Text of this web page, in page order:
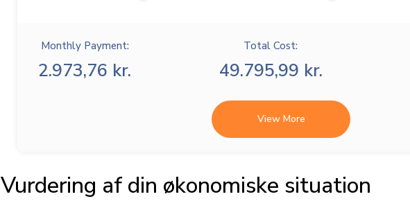
Monthly Payment:
2.973,76 kr.
Total Cost:
49.795,99 kr.
View More
Vurdering af din økonomiske situation